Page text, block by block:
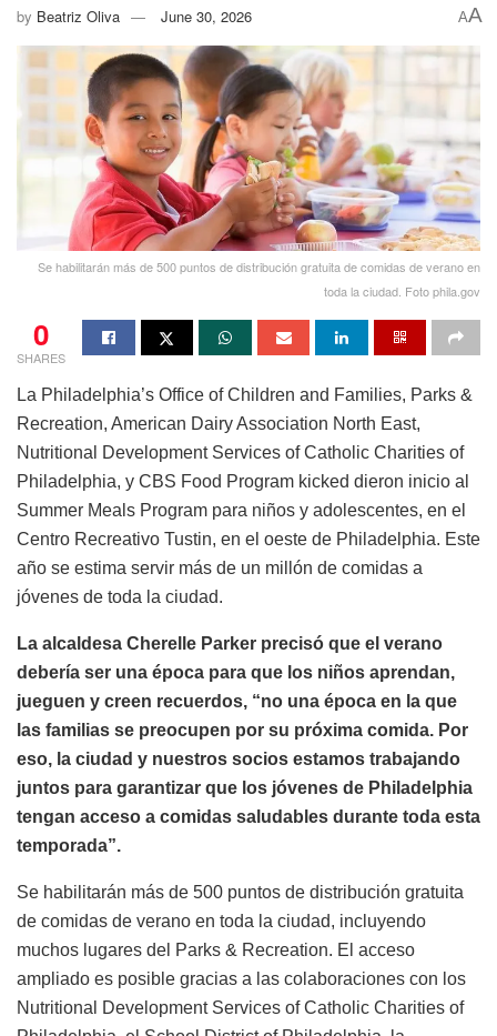
by Beatriz Oliva June 30, 2026 AA
Se habilitarán más de 500 puntos de distribución gratuita de comidas de verano en
toda la ciudad. Foto phila.gov
0
SHARES
La Philadelphia’s Office of Children and Families, Parks &
Recreation, American Dairy Association North East,
Nutritional Development Services of Catholic Charities of
Philadelphia, y CBS Food Program kicked dieron inicio al
Summer Meals Program para niños y adolescentes, en el
Centro Recreativo Tustin, en el oeste de Philadelphia. Este
año se estima servir más de un millón de comidas a
jóvenes de toda la ciudad.
La alcaldesa Cherelle Parker precisó que el verano
debería ser una época para que los niños aprendan,
jueguen y creen recuerdos, “no una época en la que
las familias se preocupen por su próxima comida. Por
eso, la ciudad y nuestros socios estamos trabajando
juntos para garantizar que los jóvenes de Philadelphia
tengan acceso a comidas saludables durante toda esta
temporada”.
Se habilitarán más de 500 puntos de distribución gratuita
de comidas de verano en toda la ciudad, incluyendo
muchos lugares del Parks & Recreation. El acceso
ampliado es posible gracias a las colaboraciones con los
Nutritional Development Services of Catholic Charities of